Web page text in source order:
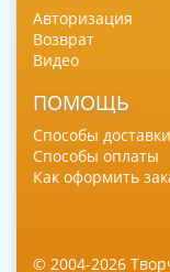
Авторизация
Возврат
Видео
ПОМОЩЬ
Способы доставки
Способы оплаты
Как оформить
© 2004-2026